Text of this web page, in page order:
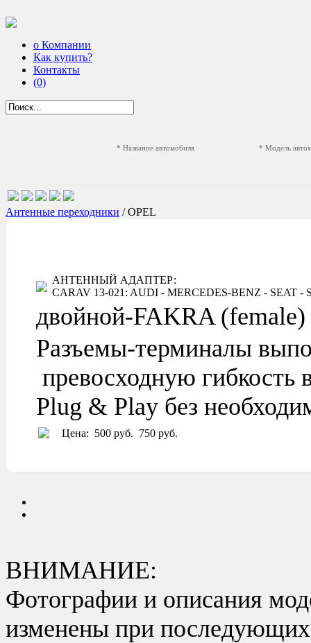
о Компании
Как купить?
Контакты
(0)
* Название автомобиля * Модель
Антенные переходники / OPEL
АНТЕННЫЙ АДАПТЕР:
CARAV 13-021: AUDI - MERCEDES-BENZ - SEAT -
двойной-FAKRA
Разъемы-терминалы
превосходную гибкость
Plug & Play без
Цена: 500 руб. 750 руб.
ВНИМАНИЕ:
Фотографии и описания
изменены при последующих